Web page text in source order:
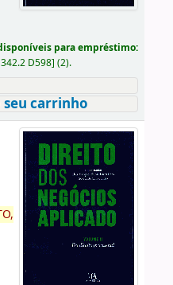
para empréstimo:
342.2 D598] (2).
carrinho